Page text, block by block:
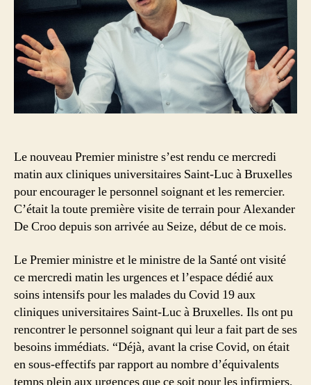
un
Le nouveau Premier ministre s’est rendu ce mercredi
matin aux cliniques universitaires Saint-Luc à Bruxelles
pour encourager le personnel soignant et les remercier.
C’était la toute première visite de terrain pour Alexander
De Croo depuis son arrivée au Seize, début de ce mois.
Le Premier ministre et le ministre de la Santé ont visité
ce mercredi matin les urgences et l’espace dédié aux
soins intensifs pour les malades du Covid 19 aux
cliniques universitaires Saint-Luc à Bruxelles. Ils ont pu
rencontrer le personnel soignant qui leur a fait part de ses
besoins immédiats. “Déjà, avant la crise Covid, on était
en sous-effectifs par rapport au nombre d’équivalents
temps plein aux urgences que ce soit pour les infirmiers,